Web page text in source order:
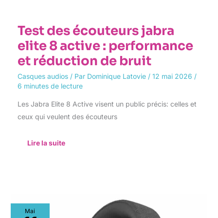
Test des écouteurs jabra
elite 8 active : performance
et réduction de bruit
Casques audios/ Par Dominique Latovie / 12 mai 2026 /
6 minutes de lecture
Les Jabra Elite 8 Active visent un public précis: celles et
ceux qui veulent des écouteurs
Lire la suite
Mai
Test